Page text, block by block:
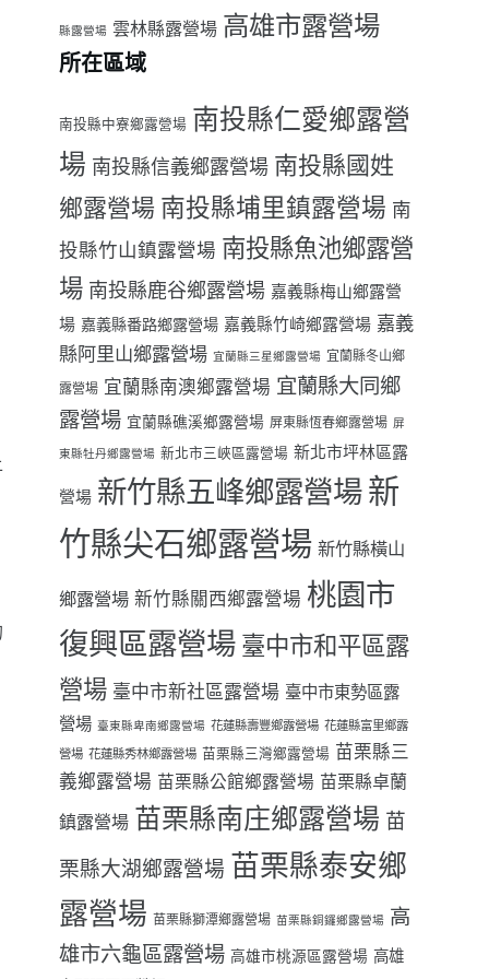
縣露營場 雲林縣露營場 高雄市露營場
所在區域
南投縣中寮鄉露營場 南投縣仁愛鄉露營
場 南投縣信義鄉露營場 南投縣國姓
鄉露營場 南投縣埔里鎮露營場 南
投縣竹山鎮露營場 南投縣魚池鄉露營
場 南投縣鹿谷鄉露營場 嘉義縣梅山鄉露營
場 嘉義縣番路鄉露營場 嘉義縣竹崎鄉露營場 嘉義
縣阿里山鄉露營場 宜蘭縣三星鄉露營場 宜蘭縣冬山鄉
露營場 宜蘭縣南澳鄉露營場 宜蘭縣大同鄉
露營場 宜蘭縣礁溪鄉露營場 屏東縣恆春鄉露營場 屏
東縣牡丹鄉露營場 新北市三峽區露營場 新北市坪林區露
營場 新竹縣五峰鄉露營場新
竹縣尖石鄉露營場 新竹縣橫山
鄉露營場 新竹縣關西鄉露營場 桃園市
復興區露營場 臺中市和平區露
營場 臺中市新社區露營場 臺中市東勢區露
營場 臺東縣卑南鄉露營場 花蓮縣壽豐鄉露營場 花蓮縣富里鄉露
營場 花蓮縣秀林鄉露營場 苗栗縣三灣鄉露營場 苗栗縣三
義鄉露營場 苗栗縣公館鄉露營場 苗栗縣卓蘭
鎮露營場 苗栗縣南庄鄉露營場 苗
栗縣大湖鄉露營場 苗栗縣泰安鄉
露營場 苗栗縣獅潭鄉露營場 苗栗縣銅鑼鄉露營場 高
雄市六龜區露營場 高雄市桃源區露營場 高雄